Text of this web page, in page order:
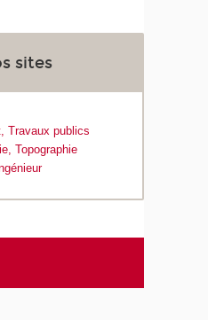
sites
Travaux publics
Topographie